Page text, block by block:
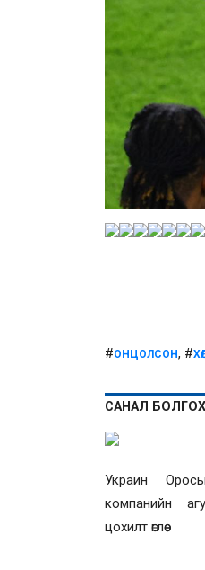
#ОНЦОЛСОН, #
САНАЛ БОЛГОХ
Украин
компанийн
цохилт өглөө